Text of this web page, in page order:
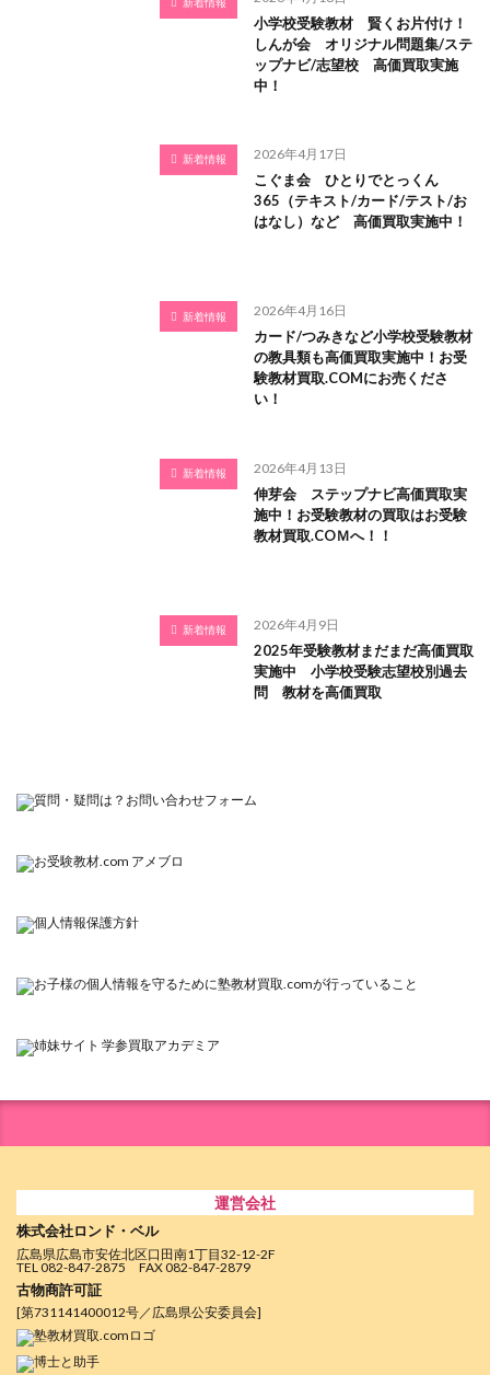
小学校受験教材 賢くお片付け！
しんが会 オリジナル問題集/ステ
ップナビ/志望校 高価買取実施
中！
新着情報 2026年4月17日
こぐま会 ひとりでとっくん
365（テキスト/カード/テスト/お
はなし）など 高価買取実施中！
新着情報 2026年4月16日
カード/つみきなど小学校受験教材
の教具類も高価買取実施中！お受
験教材買取.COMにお売くださ
い！
新着情報 2026年4月13日
伸芽会 ステップナビ高価買取実
施中！お受験教材の買取はお受験
教材買取.COＭへ！！
新着情報 2026年4月9日
2025年受験教材まだまだ高価買取
実施中 小学校受験志望校別過去
問 教材を高価買取
運営会社
株式会社ロンド・ベル
広島県広島市安佐北区口田南1丁目32-12-2F
TEL 082-847-2875 FAX 082-847-2879
古物商許可証
[第731141400012号／広島県公安委員会]